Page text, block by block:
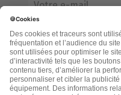
jamais échangée. Pour